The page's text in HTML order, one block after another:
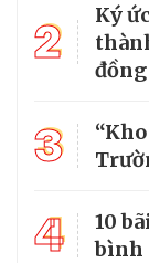
2
Ký
3
4
10
bình